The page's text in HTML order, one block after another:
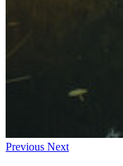
Previous Next